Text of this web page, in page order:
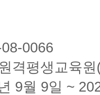
0066
격평생교육
9월 9일 ~